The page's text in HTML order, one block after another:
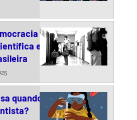
a
e
quando